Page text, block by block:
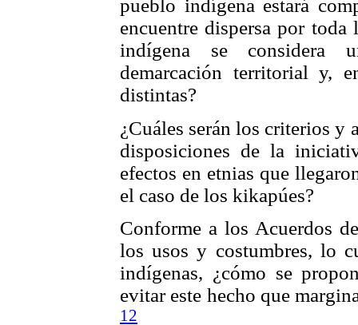
pueblo indígena estará
encuentre dispersa por
indígena se considera
demarcación territorial y,
distintas?
¿Cuáles serán los criterios y
disposiciones de la
efectos en etnias que
el caso de los kikapúes?
Conforme a los Acuerdos
los usos y costumbres, lo
indígenas, ¿cómo se
evitar este hecho que
12